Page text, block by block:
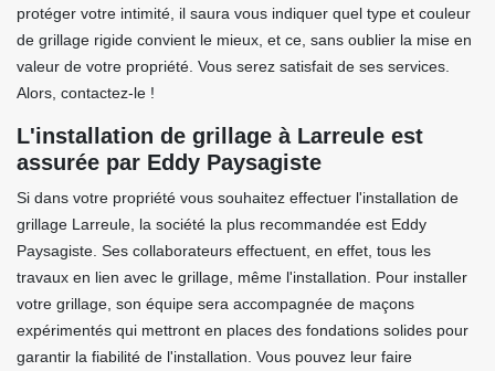
protéger votre intimité, il saura vous indiquer quel type et couleur
de grillage rigide convient le mieux, et ce, sans oublier la mise en
valeur de votre propriété. Vous serez satisfait de ses services.
Alors, contactez-le !
L'installation de grillage à Larreule est
assurée par Eddy Paysagiste
Si dans votre propriété vous souhaitez effectuer l'installation de
grillage Larreule, la société la plus recommandée est Eddy
Paysagiste. Ses collaborateurs effectuent, en effet, tous les
travaux en lien avec le grillage, même l'installation. Pour installer
votre grillage, son équipe sera accompagnée de maçons
expérimentés qui mettront en places des fondations solides pour
garantir la fiabilité de l'installation. Vous pouvez leur faire